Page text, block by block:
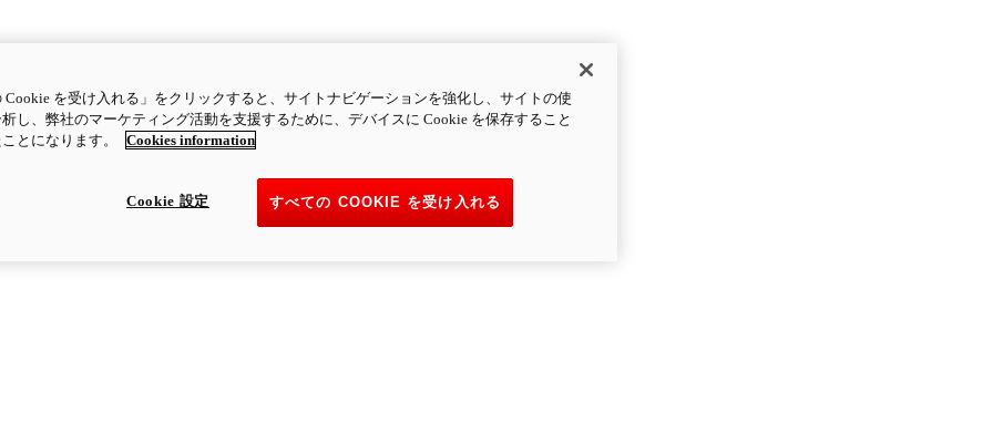
Cookie を受け入れる」をクリックすると、サイトナビゲーションを強化し、サイトの使
し、弊社のマーケティング活動を支援するために、デバイスに Cookie を保存すること
とになります。
Cookies information
すべての COOKIE を受け入れる
Cookie 設定